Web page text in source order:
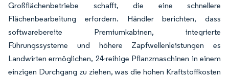
Großflächenbetriebe schafft, die eine schnellere
Flächenbearbeitung erfordern. Händler berichten, dass
softwarebereite Premiumkabinen, integrierte
Führungssysteme und höhere Zapfwellenleistungen es
Landwirten ermöglichen, 24-reihige Pflanzmaschinen in einem
einzigen Durchgang zu ziehen, was die hohen Kraftstoffkosten